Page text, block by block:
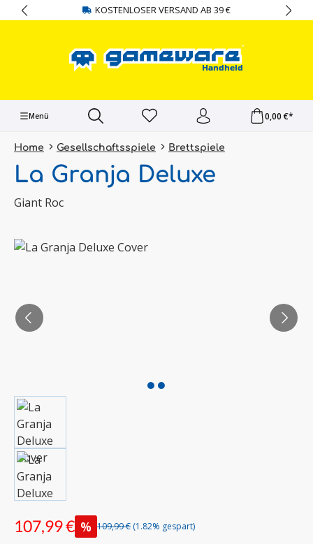
springen KOSTENLOSER VERSAND AB 39 €
Menü 0,00 €*
Home Gesellschaftsspiele Brettspiele
La Granja Deluxe
Giant Roc
Bildergalerie überspringen
107,99 € % 109,99 € (1.82% gespart)